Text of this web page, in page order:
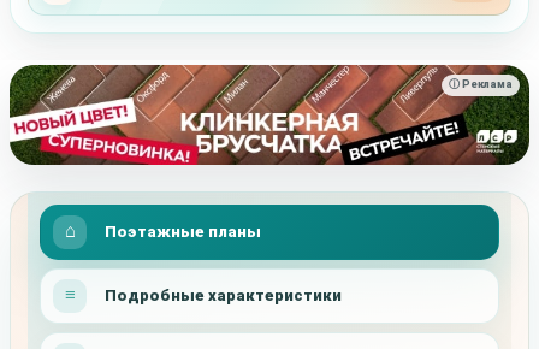
ⓘ Реклама
Поэтажные планы
Подробные характеристики